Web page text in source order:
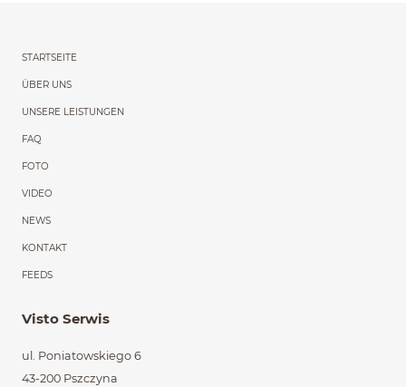
Menu główne
STARTSEITE
ÜBER UNS
UNSERE LEISTUNGEN
FAQ
FOTO
VIDEO
NEWS
KONTAKT
FEEDS
Visto Serwis
ul. Poniatowskiego 6
43-200 Pszczyna